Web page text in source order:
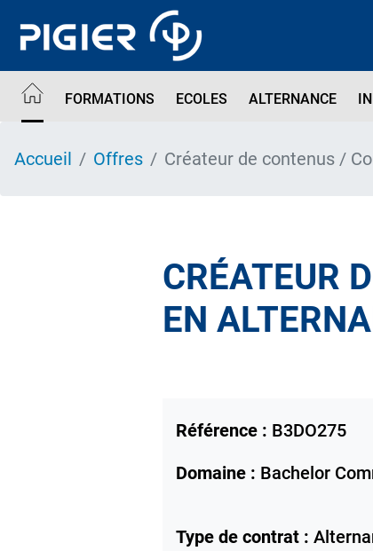
contenu
FORMATIONS ECOLES ALTERNANCE
Accueil Offres Créateur de contenus /
CRÉATEUR
EN
Référence : B3DO275
Domaine : Bachelor
Type de contrat :